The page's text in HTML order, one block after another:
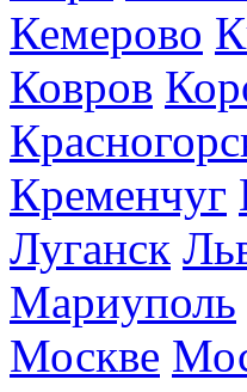
Кемерово
Ковров
Кременчуг
Луганск
Мариуполь
Москве